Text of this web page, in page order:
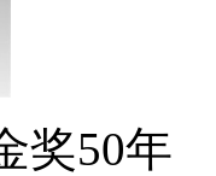
奖50年